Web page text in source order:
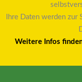
Ihre Daten werden zur
Weitere Infos